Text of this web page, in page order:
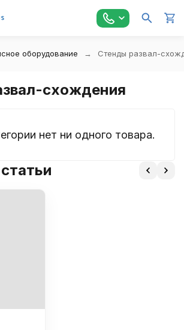
оборудование Стенды развал-
схождения
нет ни одного товара.